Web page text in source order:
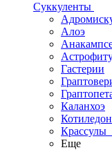
Суккуленты
Алоэ
Гастерии
Каланхоэ
Крассулы
Еще